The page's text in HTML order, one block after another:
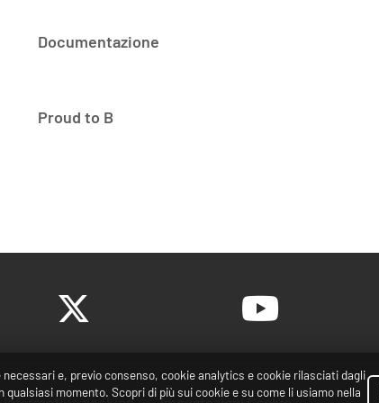
Documentazione
Proud to B
e, previo consenso, cookie analytics e cookie rilasciati dagli
momento. Scopri di più sui cookie e su come li usiamo nella